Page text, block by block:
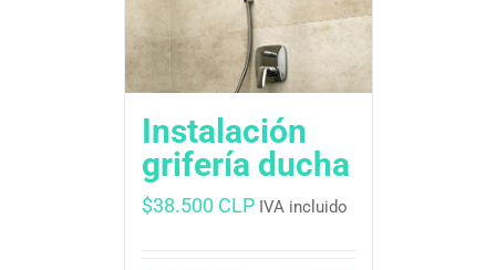
Instalación
grifería ducha
$38.500 CLP IVA incluido